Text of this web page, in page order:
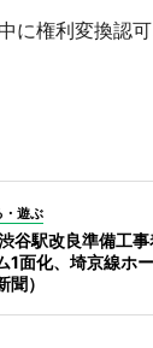
に権利変換認
・遊ぶ
谷駅改良準備工
1面化、埼京線ホ
聞）